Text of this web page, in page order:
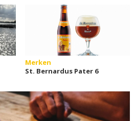
Merken
St. Bernardus Pater 6